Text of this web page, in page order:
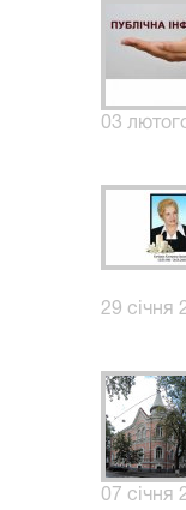
03
29 січня
07 січня